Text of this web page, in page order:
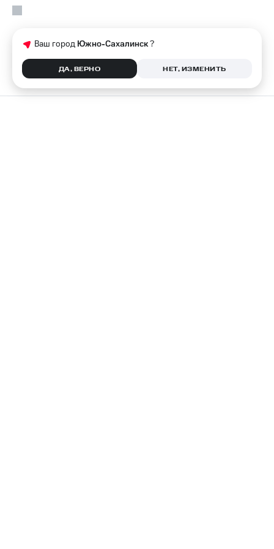
Ваш город Южно-Сахалинск?
ДА, ВЕРНО НЕТ, ИЗМЕНИТЬ